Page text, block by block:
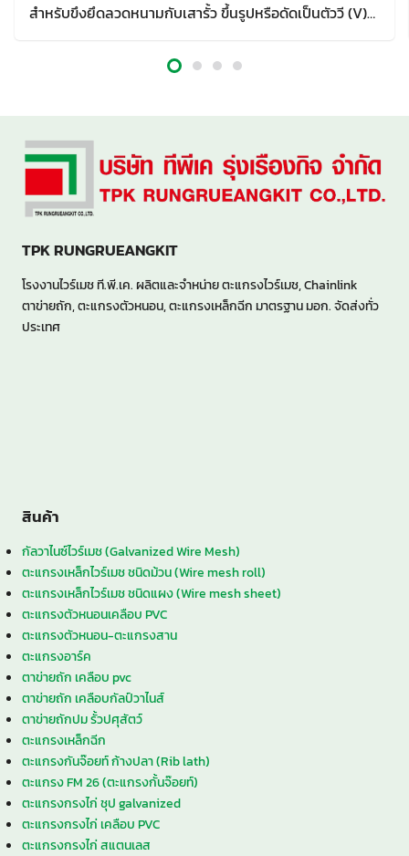
สำหรับขึงยึดลวดหนามกับเสารั้ว ขึ้นรูปหรือดัดเป็นตัววี (V)
TPK RUNGRUEANGKIT
โรงงานไวร์เมช ที.พี.เค. ผลิตและจำหน่าย ตะแกรงไวร์เมช, Chainlink
ตาข่ายถัก, ตะแกรงตัวหนอน, ตะแกรงเหล็กฉีก มาตรฐาน มอก. จัดส่งทั่ว
ประเทศ
สินค้า
กัลวาไนซ์ไวร์เมช (Galvanized Wire Mesh)
ตะแกรงเหล็กไวร์เมช ชนิดม้วน (Wire mesh roll)
ตะแกรงเหล็กไวร์เมช ชนิดแผง (Wire mesh sheet)
ตะแกรงตัวหนอนเคลือบ PVC
ตะแกรงตัวหนอน-ตะแกรงสาน
ตะแกรงอาร์ค
ตาข่ายถัก เคลือบ pvc
ตาข่ายถัก เคลือบกัลป์วาไนส์
ตาข่ายถักปม รั้วปศุสัตว์
ตะแกรงเหล็กฉีก
ตะแกรงกันจ๊อยท์ ก้างปลา (Rib lath)
ตะแกรง FM 26 (ตะแกรงกั้นจ๊อยท์)
ตะแกรงกรงไก่ ชุป galvanized
ตะแกรงกรงไก่ เคลือบ PVC
ตะแกรงกรงไก่ สแตนเลส